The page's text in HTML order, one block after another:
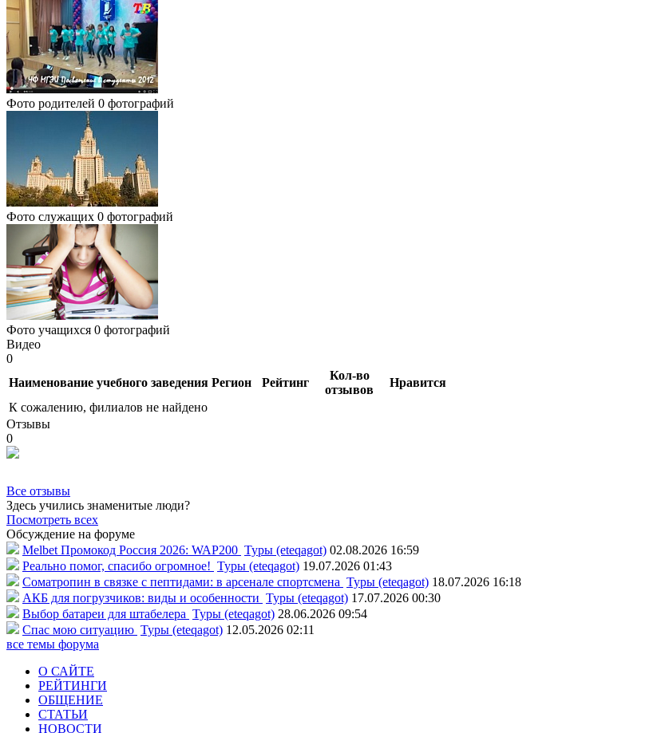
Фото родителей 0 фотографий
Фото служащих 0 фотографий
Фото учащихся 0 фотографий
Видео
0
Наименование учебного заведения Регион Рейтинг
Кол-во
отзывов
Нравится
К сожалению, филиалов не найдено
Отзывы
0
Все отзывы
Здесь учились знаменитые люди?
Посмотреть всех
Обсуждение на форуме
Melbet Промокод Россия 2026: WAP200 Туры (eteqagot) 02.08.2026 16:59
Реально помог, спасибо огромное! Туры (eteqagot) 19.07.2026 01:43
Соматропин в связке с пептидами: в арсенале спортсмена Туры (eteqagot) 18.07.2026 16:18
АКБ для погрузчиков: виды и особенности Туры (eteqagot) 17.07.2026 00:30
Выбор батареи для штабелера Туры (eteqagot) 28.06.2026 09:54
Спас мою ситуацию Туры (eteqagot) 12.05.2026 02:11
все темы форума
О САЙТЕ
РЕЙТИНГИ
ОБЩЕНИЕ
СТАТЬИ
НОВОСТИ